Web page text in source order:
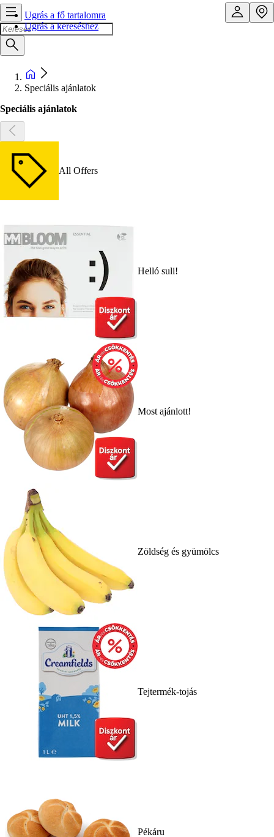
Ugrás a fő tartalomra
Ugrás a kereséshez
Speciális ajánlatok
Speciális ajánlatok
All Offers
Helló suli!
Most ajánlott!
Zöldség és gyümölcs
Tejtermék-tojás
Pékáru